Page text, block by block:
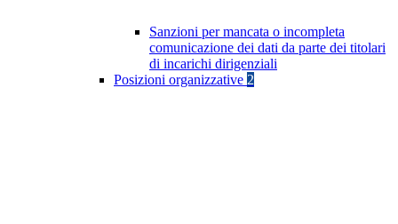
Sanzioni per mancata o incompleta
comunicazione dei dati da parte dei titolari
di incarichi dirigenziali
Posizioni organizzative 2